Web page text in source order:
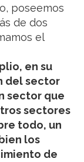
poseemos
de dos
el
en su
del sector
sector que
sectores
todo, un
los
de